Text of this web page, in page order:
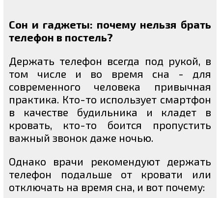
Сон и гаджеты: почему нельзя брать
телефон в постель?
Держать телефон всегда под рукой, в
том числе и во время сна - для
современного человека привычная
практика. Кто-то использует смартфон
в качестве будильника и кладет в
кровать, кто-то боится пропустить
важный звонок даже ночью.
Однако врачи рекомендуют держать
телефон подальше от кровати или
отключать на время сна, и вот почему: